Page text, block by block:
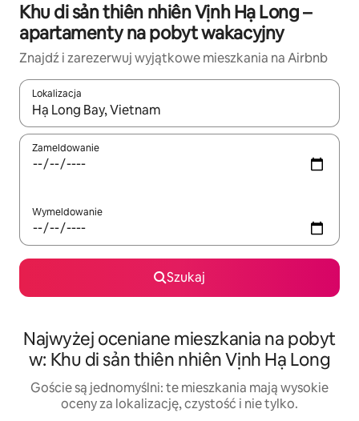
Khu di sản thiên nhiên Vịnh Hạ Long –
apartamenty na pobyt wakacyjny
Znajdź i zarezerwuj wyjątkowe mieszkania na Airbnb
Lokalizacja
Gdy wyniki będą dostępne, możesz poruszać się po nich za
Zameldowanie
Wymeldowanie
Szukaj
Najwyżej oceniane mieszkania na pobyt
w: Khu di sản thiên nhiên Vịnh Hạ Long
Goście są jednomyślni: te mieszkania mają wysokie
oceny za lokalizację, czystość i nie tylko.